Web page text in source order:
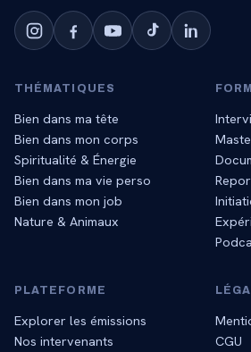
THÉMATIQUES
Bien dans ma tête
Bien dans mon corps
Spiritualité & Énergie
Bien dans ma vie perso
Bien dans mon job
Nature & Animaux
PLATEFORME
Explorer les émissions
Nos intervenants
CGU